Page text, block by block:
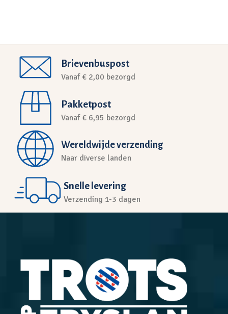
Brievenbuspost
Vanaf € 2,00 bezorgd
Pakketpost
Vanaf € 6,95 bezorgd
Wereldwijde verzending
Naar diverse landen
Snelle levering
Verzending 1-3 dagen